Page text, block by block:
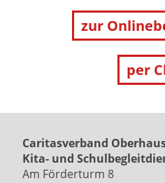
zur
per
Caritasverband
Kita- und
Am Förderturm 8